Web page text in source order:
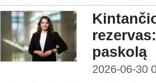
paskolą
2026-06-30